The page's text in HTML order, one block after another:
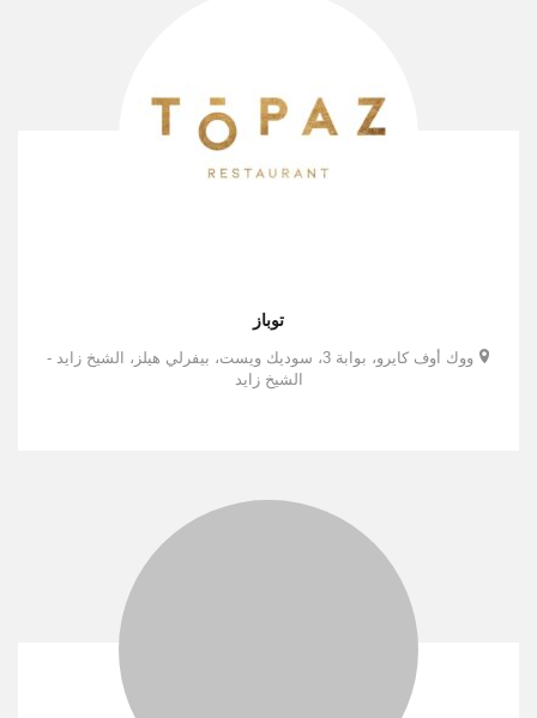
توباز
ووك أوف كايرو، بوابة 3، سوديك ويست، بيفرلي هيلز، الشيخ زايد -
الشيخ زايد